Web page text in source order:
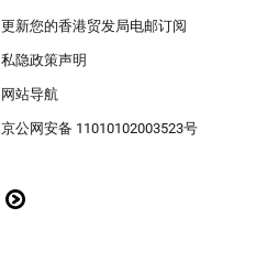
更新您的香港贸发局电邮订阅
私隐政策声明
网站导航
京公网安备 11010102003523号